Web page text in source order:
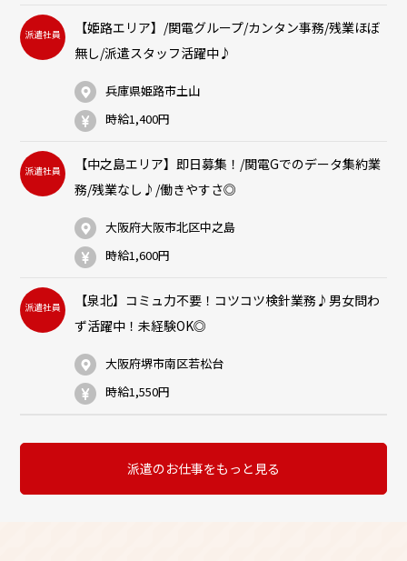
派遣社員
【姫路エリア】/関電グループ/カンタン事務/残業ほぼ
無し/派遣スタッフ活躍中♪
兵庫県姫路市土山
時給1,400円
派遣社員
【中之島エリア】即日募集！/関電Gでのデータ集約業
務/残業なし♪/働きやすさ◎
大阪府大阪市北区中之島
時給1,600円
派遣社員
【泉北】コミュ力不要！コツコツ検針業務♪男女問わ
ず活躍中！未経験OK◎
大阪府堺市南区若松台
時給1,550円
派遣のお仕事をもっと見る